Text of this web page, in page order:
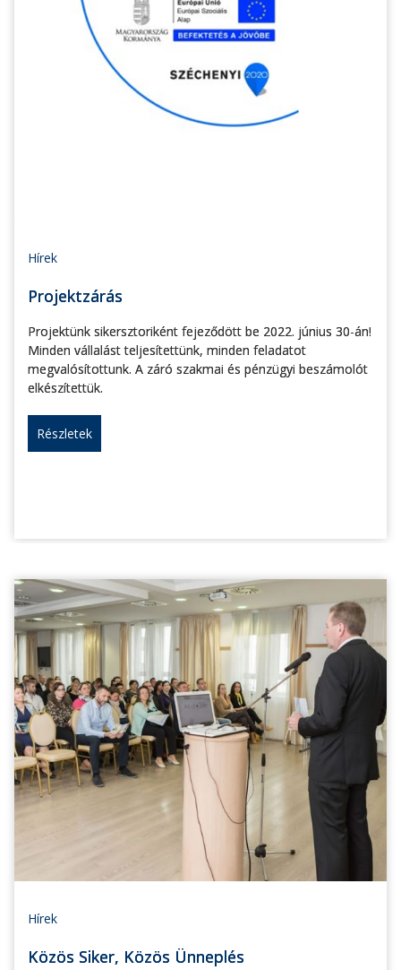
Hírek
Projektzárás
Projektünk sikersztoriként fejeződött be 2022. június 30-án!
Minden vállalást teljesítettünk, minden feladatot
megvalósítottunk. A záró szakmai és pénzügyi beszámolót
elkészítettük.
Részletek
Hírek
Közös Siker, Közös Ünneplés